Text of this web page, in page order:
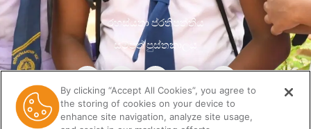
රහස්යතා ප්රතිපත්තිය
සම්පත් පුස්තකාලය
By clicking “Accept All Cookies”, you agree to
the storing of cookies on your device to
enhance site navigation, analyze site usage,